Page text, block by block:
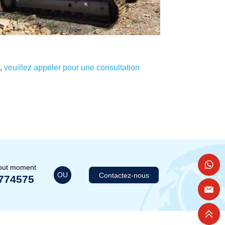
veuillez appeler pour une consultation
moment
OU Contactez-nous